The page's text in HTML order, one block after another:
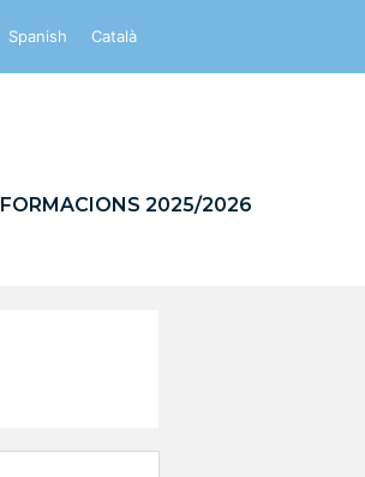
Spanish Català
FORMACIONS 2025/2026